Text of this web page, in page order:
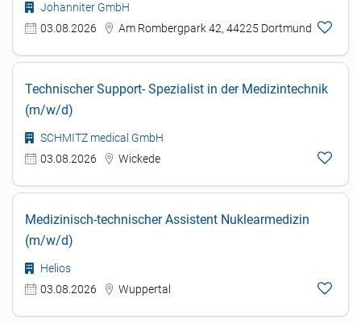
Johanniter GmbH
03.08.2026
Am Rombergpark 42, 44225 Dortmund
Technischer Support- Spezialist in der Medizintechnik
(m/w/d)
SCHMITZ medical GmbH
03.08.2026
Wickede
Medizinisch-technischer Assistent Nuklearmedizin
(m/w/d)
Helios
03.08.2026
Wuppertal